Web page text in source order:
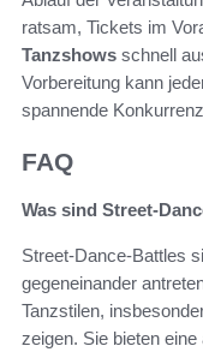
ratsam, Tickets im
Tanzshows schnell
Vorbereitung kann
spannende
FAQ
Was sind Street-
Street-Dance-Battles
gegeneinander
Tanzstilen,
zeigen. Sie bieten